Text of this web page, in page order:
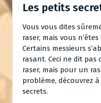
Les petits
Vous vous dites
raser, mais vous
Certains messieurs
rasant. Ceci ne dit pas
raser, mais pour un
problème, découvrez
secrets.